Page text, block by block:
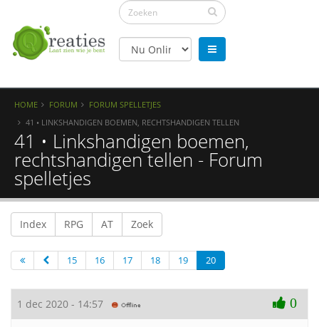
HOME FORUM
FORUM SPELLETJES
41 • LINKSHANDIGEN BOEMEN, RECHTSHANDIGEN TELLEN
41 • Linkshandigen boemen,
rechtshandigen tellen - Forum
spelletjes
Index RPG AT Zoek
15 16 17 18 19 20
1 dec 2020 - 14:57 0